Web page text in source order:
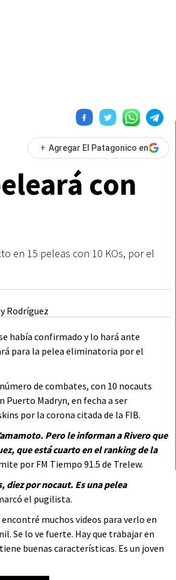
+ Agregar El Patagonico en
con
en 15 peleas con 10 KOs, por el
había confirmado y lo hará ante
para la pelea eliminatoria por el
de combates, con 10 nocauts
Madryn, en fecha a ser
por la corona citada de la FIB.
Pero le informan a Rivero que
que está cuarto en el ranking de la
por FM Tiempo 91.5 de Trelew.
diez por nocaut. Es una pelea
el pugilista.
muchos videos para verlo en
Se lo ve fuerte. Hay que trabajar en
buenas características. Es un joven